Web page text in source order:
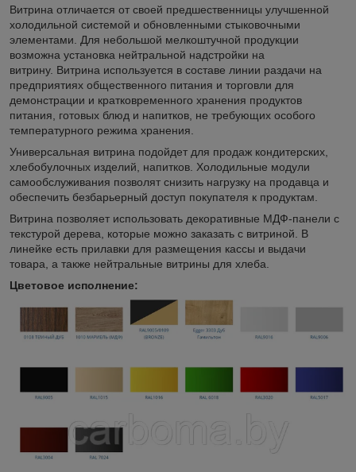
Витрина отличается от своей предшественницы улучшенной
холодильной системой и обновленными стыковочными
элементами. Для небольшой мелкоштучной продукции
возможна установка нейтральной надстройки на
витрину. Витрина используется в составе линии раздачи на
предприятиях общественного питания и торговли для
демонстрации и кратковременного хранения продуктов
питания, готовых блюд и напитков, не требующих особого
температурного режима хранения.
Универсальная витрина подойдет для продаж кондитерских,
хлебобулочных изделий, напитков. Холодильные модули
самообслуживания позволят снизить нагрузку на продавца и
обеспечить безбарьерный доступ покупателя к продуктам.
Витрина позволяет использовать декоративные МДФ-панели с
текстурой дерева, которые можно заказать с витриной. В
линейке есть прилавки для размещения кассы и выдачи
товара, а также нейтральные витрины для хлеба.
Цветовое исполнение: